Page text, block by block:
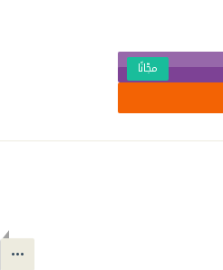
مجّانًا